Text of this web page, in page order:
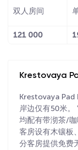
双人房间
121 000
Krestovaya
Krestovaya Pad
岸边仅有50米。
均配有带沏茶/
客房设有木镶板
分客房提供免费